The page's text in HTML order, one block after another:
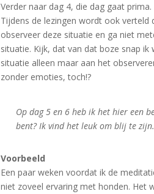
Verder naar dag 4, die dag gaat
Tijdens de lezingen wordt ook
observeer deze situatie en ga niet
situatie. Kijk, dat van dat boze snap
situatie alleen maar aan het
zonder emoties, toch!?
Op dag 5 en 6 heb ik het hier een
bent? Ik vind het leuk om blij te zijn.
Voorbeeld
Een paar weken voordat ik de
niet zoveel ervaring met honden. Het